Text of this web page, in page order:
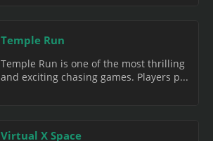
Temple Run
Temple Run is one of the most thrilling
and exciting chasing games. Players p...
Virtual X Space